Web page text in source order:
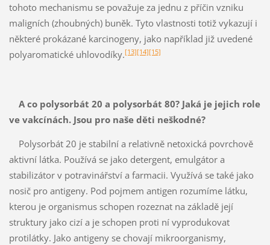
tohoto mechanismu se považuje za jednu z příčin vzniku
maligních (zhoubných) buněk. Tyto vlastnosti totiž vykazují i ​​
některé prokázané karcinogeny, jako například již uvedené
polyaromatické uhlovodíky.[13][14][15]
A co polysorbát 20 a polysorbát 80? Jaká je jejich role
ve vakcínách. Jsou pro naše děti neškodné?
Polysorbát 20 je stabilní a relativně netoxická povrchově
aktivní látka. Používá se jako detergent, emulgátor a
stabilizátor v potravinářství a farmacii. Využívá se také jako
nosič pro antigeny. Pod pojmem antigen rozumíme látku,
kterou je organismus schopen rozeznat na základě její
struktury jako cizí a je schopen proti ní vyprodukovat
protilátky. Jako antigeny se chovají mikroorganismy,